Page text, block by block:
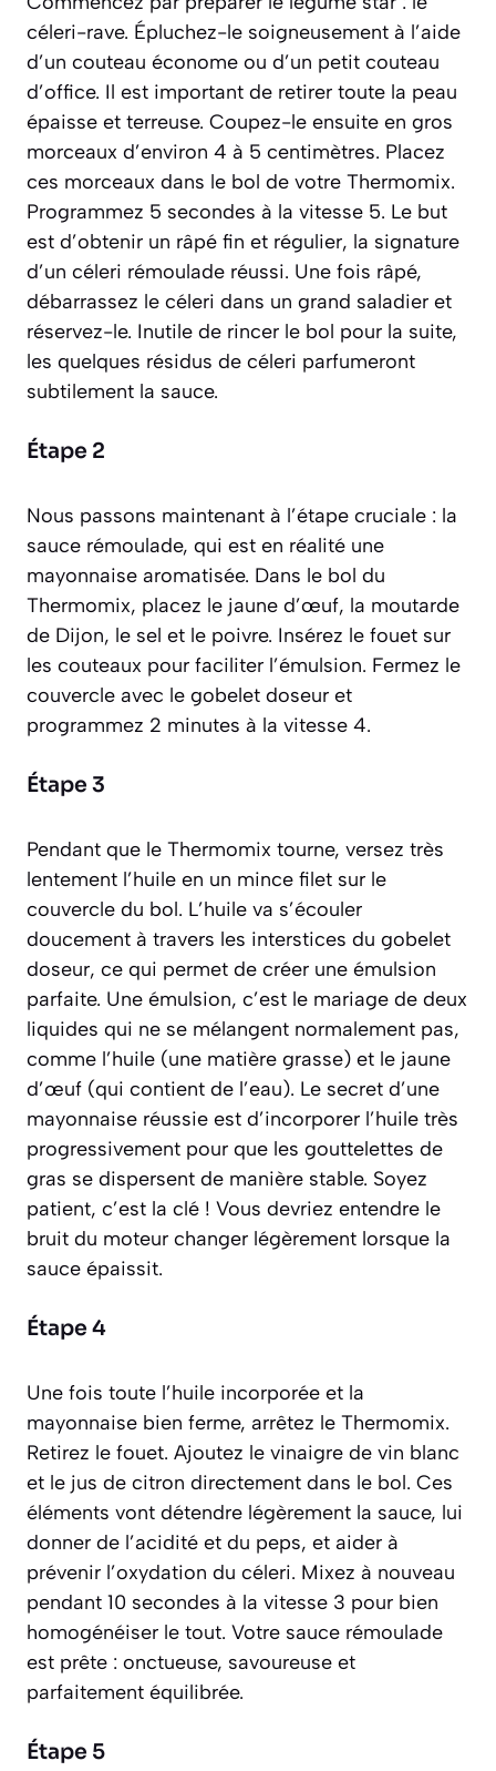
céleri-rave. Épluchez-le soigneusement à l’aide
d’un couteau économe ou d’un petit couteau
d’office. Il est important de retirer toute la peau
épaisse et terreuse. Coupez-le ensuite en gros
morceaux d’environ 4 à 5 centimètres. Placez
ces morceaux dans le bol de votre Thermomix.
Programmez 5 secondes à la vitesse 5. Le but
est d’obtenir un râpé fin et régulier, la signature
d’un céleri rémoulade réussi. Une fois râpé,
débarrassez le céleri dans un grand saladier et
réservez-le. Inutile de rincer le bol pour la suite,
les quelques résidus de céleri parfumeront
subtilement la sauce.
Étape 2
Nous passons maintenant à l’étape cruciale : la
sauce rémoulade, qui est en réalité une
mayonnaise aromatisée. Dans le bol du
Thermomix, placez le jaune d’œuf, la moutarde
de Dijon, le sel et le poivre. Insérez le fouet sur
les couteaux pour faciliter l’émulsion. Fermez le
couvercle avec le gobelet doseur et
programmez 2 minutes à la vitesse 4.
Étape 3
Pendant que le Thermomix tourne, versez très
lentement l’huile en un mince filet sur le
couvercle du bol. L’huile va s’écouler
doucement à travers les interstices du gobelet
doseur, ce qui permet de créer une émulsion
parfaite. Une émulsion, c’est le mariage de deux
liquides qui ne se mélangent normalement pas,
comme l’huile (une matière grasse) et le jaune
d’œuf (qui contient de l’eau). Le secret d’une
mayonnaise réussie est d’incorporer l’huile très
progressivement pour que les gouttelettes de
gras se dispersent de manière stable. Soyez
patient, c’est la clé ! Vous devriez entendre le
bruit du moteur changer légèrement lorsque la
sauce épaissit.
Étape 4
Une fois toute l’huile incorporée et la
mayonnaise bien ferme, arrêtez le Thermomix.
Retirez le fouet. Ajoutez le vinaigre de vin blanc
et le jus de citron directement dans le bol. Ces
éléments vont détendre légèrement la sauce, lui
donner de l’acidité et du peps, et aider à
prévenir l’oxydation du céleri. Mixez à nouveau
pendant 10 secondes à la vitesse 3 pour bien
homogénéiser le tout. Votre sauce rémoulade
est prête : onctueuse, savoureuse et
parfaitement équilibrée.
Étape 5